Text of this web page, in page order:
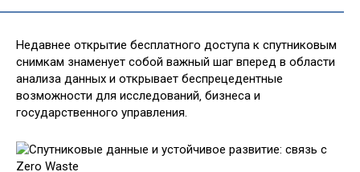
Недавнее открытие бесплатного доступа к спутниковым
снимкам знаменует собой важный шаг вперед в области
анализа данных и открывает беспрецедентные
возможности для исследований‚ бизнеса и
государственного управления.